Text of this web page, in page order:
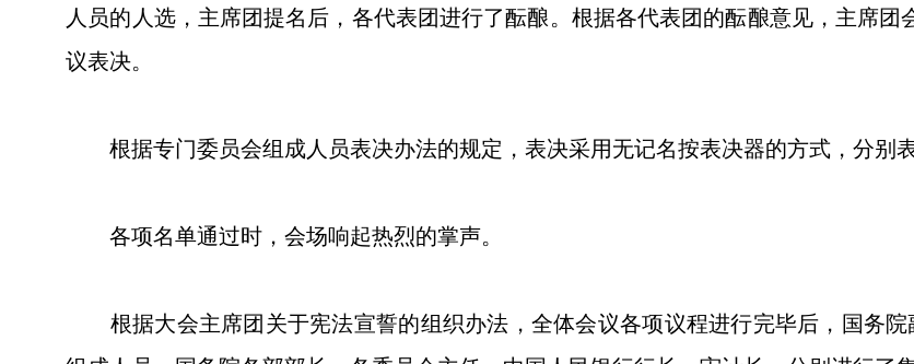
人员的人选，主席团提名后，各代表团进行了酝酿。根据各代表团的酝酿意见，主席
议表决。
根据专门委员会组成人员表决办法的规定，表决采用无记名按表决器的方式，分别表
各项名单通过时，会场响起热烈的掌声。
根据大会主席团关于宪法宣誓的组织办法，全体会议各项议程进行完毕后，国务院